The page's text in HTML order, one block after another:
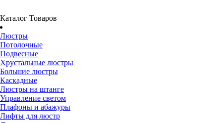
Каталог Товаров
Люстры
Потолочные
Подвесные
Хрустальные люстры
Большие люстры
Каскадные
Люстры на штанге
Управление светом
Плафоны и абажуры
Лифты для люстр